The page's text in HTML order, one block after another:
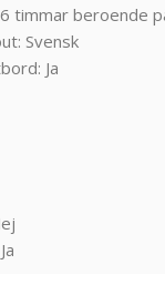
timmar beroende
Svensk
Ja